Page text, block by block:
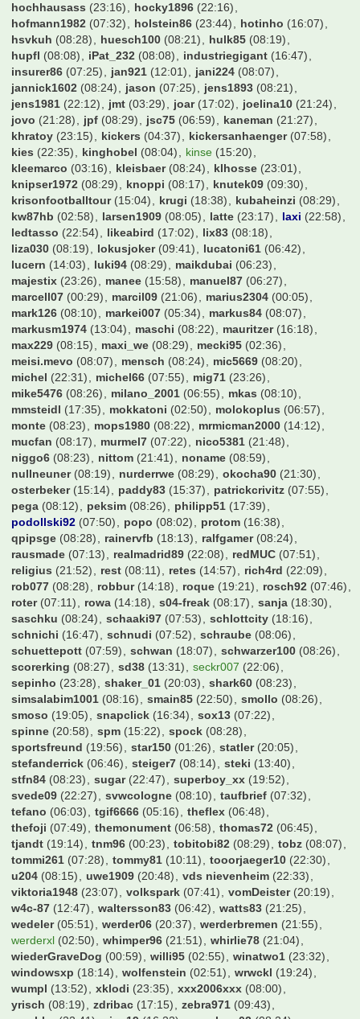
gerrard08LFC (21:45) gladbach22(23:41)
groundhopping(06:32) grover(08:28) h12Gh(13:37)
hansemann68(22:32) hanswurst(06:52)
hasardeur79 (05:40) hauerth(08:10) hda(07:46)
hendrikhro(19:37) hens (08:25) hermi6(05:53)
hochhausass(23:16) hocky1896(22:16)
hofmann1982(07:32) holstein86(23:44) hotinho(16:07)
hsvkuh(08:28) huesch100(08:21) hulk85(08:19)
hupfl(08:08) iPat_232(08:08) industriegigant(16:47)
insurer86(07:25) jan921(12:01) jani224(08:07)
jannick1602(08:24) jason(07:25) jens1893(08:21)
jens1981(22:12) jmt (03:29) joar(17:02) joelina10(21:24)
jovo(21:28) jpf(08:29) jsc75(06:59) kaneman(21:27)
khratoy (23:15) kickers(04:37) kickersanhaenger(07:58)
kies(22:35) kinghobel(08:04) kinse(15:20)
kleemarco(03:16) kleisbaer(08:24) klhosse(23:01)
knipser1972(08:29) knoppi(08:17) knutek09(09:30)
krisonfootballtour(15:04) krugi (18:38) kubaheinzi
kw87hb(02:58) larsen1909(08:05) latte(23:17) laxi(22:58)
ledtasso (22:54) likeabird(17:02) lix83(08:18)
liza030(08:19) lokusjoker(09:41) lucatoni61(06:42)
lucern(14:03) luki94 (08:29) maikdubai(06:23)
majestix(23:26) manee(15:58) manuel87(06:27)
marcell07(00:29) marcil09(21:06) marius2304
mark126(08:10) markei007(05:34) markus84(08:07)
markusm1974(13:04) maschi(08:22) mauritzer(16:18)
max229(08:15) maxi_we(08:29) mecki95(02:36)
meisi.mevo(08:07) mensch(08:24) mic5669(08:20)
michel(22:31) michel66(07:55) mig71 (23:26)
mike5476(08:26) milano_2001(06:55) mkas(08:10)
mmsteidl(17:35) mokkatoni (02:50) molokoplus(06:57)
monte(08:23) mops1980(08:22) mrmicman2000
mucfan(08:17) murmel7(07:22) nico5381(21:48)
niggo6(08:23) nittom(21:41) noname(08:59)
nullneuner(08:19) nurderrwe(08:29) okocha90 (21:30)
osterbeker (15:14) paddy83 (15:37) patrickcrivitz (07:55)
pega(08:12) peksim(08:26) philipp51(17:39)
podollski92 (07:50) popo (08:02) protom(16:38)
qpipsge(08:28) rainervfb(18:13) ralfgamer(08:24)
rausmade(07:13) realmadrid89(22:08) redMUC(07:51)
religius(21:52) rest (08:11) retes(14:57) rich4rd(22:09)
rob077(08:28) robbur(14:18) roque(19:21) rosch92
roter(07:11) rowa(14:18) s04-freak(08:17) sanja(18:30)
saschku(08:24) schaaki97(07:53) schlottcity(18:16)
schnichi(16:47) schnudi (07:52) schraube(08:06)
schuettepott(07:59) schwan(18:07) schwarzer100
scorerking(08:27) sd38(13:31) seckr007(22:06)
sepinho(23:28) shaker_01(20:03) shark60 (08:23)
simsalabim1001(08:16) smain85(22:50) smollo(08:26)
smoso(19:05) snapclick(16:34) sox13(07:22)
spinne (20:58) spm(15:22) spock(08:28)
sportsfreund(19:56) star150 (01:26) statler(20:05)
stefanderrick (06:46) steiger7(08:14) steki(13:40)
stfn84(08:23) sugar(22:47) superboy_xx(19:52)
svede09(22:27) svwcologne(08:10) taufbrief(07:32)
tefano(06:03) tgif6666(05:16) theflex
(06:48)
thefoji(07:49) themonument (06:58) thomas72(06:45)
tjandt(19:14) tnm96(00:23) tobitobi82(08:29) tobz(08:07)
tommi261(07:28) tommy81 (10:11) tooorjaeger10(22:30)
u204(08:15) uwe1909(20:48) vds nievenheim(22:33)
viktoria1948(23:07) volkspark(07:41) vomDeister(20:19)
w4c-87 (12:47) waltersson83 (06:42) watts83(21:25)
wedeler(05:51) werder06(20:37) werderbremen